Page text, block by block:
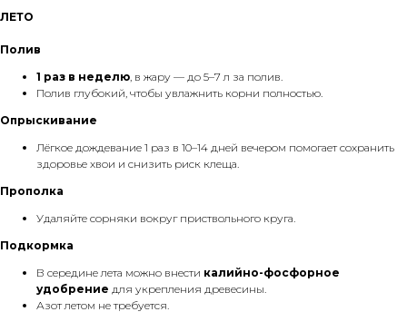
ЛЕТО
Полив
1 раз в неделю, в жару — до 5–7 л за полив.
Полив глубокий, чтобы увлажнить корни полностью.
Опрыскивание
Лёгкое дождевание 1 раз в 10–14 дней вечером помогает сохранить
здоровье хвои и снизить риск клеща.
Прополка
Удаляйте сорняки вокруг приствольного круга.
Подкормка
В середине лета можно внести калийно-фосфорное
удобрение для укрепления древесины.
Азот летом не требуется.